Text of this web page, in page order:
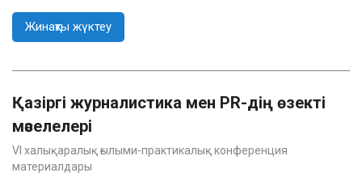
Жинақты жүктеу
Қазіргі журналистика мен PR-дің өзекті
мәселелері
VI халықаралық ғылыми-практикалық конференция
материалдары